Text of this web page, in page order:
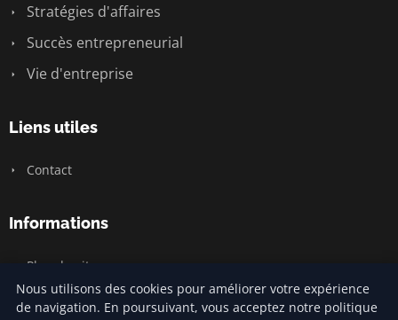
Stratégies d'affaires
Succès entrepreneurial
Vie d'entreprise
Liens utiles
Contact
Informations
Plan du site
Nous utilisons des cookies pour améliorer votre expérience
de navigation. En poursuivant, vous acceptez notre politique